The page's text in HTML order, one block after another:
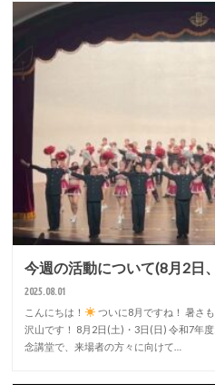
今週の活動について(8月2日
2025.08.01
こんにちは！
ついに8月ですね！ 暑さ
沢山です！ 8月2日(土)・3日(日) 令和7年
念講堂で、来場者の方々に向けて…